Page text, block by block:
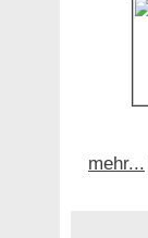
mehr...